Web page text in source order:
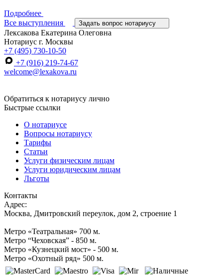
Подробнее
Все выступления
Задать вопрос нотариусу
Лексакова Екатерина Олеговна
Нотариус г. Москвы
+7 (495) 730-10-50
+7 (916) 219-74-67
welcome@lexakova.ru
Обратиться к нотариусу лично
Быстрые ссылки
О нотариусе
Вопросы нотариусу
Тарифы
Статьи
Услуги физическим лицам
Услуги юридическим лицам
Льготы
Контакты
Адрес:
Москва, Дмитровский переулок, дом 2, строение 1
Метро «Театральная» 700 м.
Метро “Чеховская” - 850 м.
Метро «Кузнецкий мост» - 500 м.
Метро «Охотный ряд» 500 м.